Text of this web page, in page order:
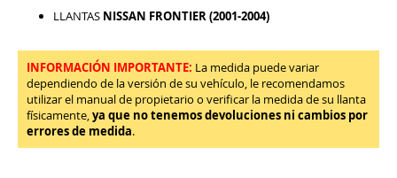
LLANTAS NISSAN FRONTIER (2001-2004)
INFORMACIÓN IMPORTANTE: La medida puede variar
dependiendo de la versión de su vehículo, le recomendamos
utilizar el manual de propietario o verificar la medida de su llanta
físicamente,ya que no tenemos devoluciones ni cambios por
errores de medida.